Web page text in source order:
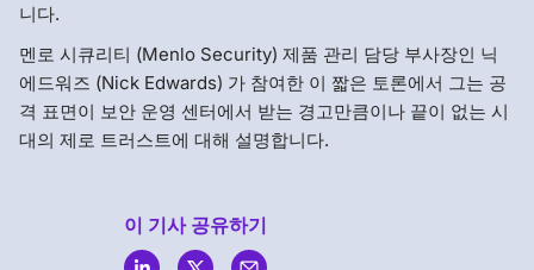
니다.
멘로 시큐리티 (Menlo Security) 제품 관리 담당 부사장인 닉
에드워즈 (Nick Edwards) 가 참여한 이 짧은 토론에서 그는 공
격 표면이 보안 운영 센터에서 받는 경고만큼이나 끝이 없는 시
대의 제로 트러스트에 대해 설명합니다.
이 기사 공유하기